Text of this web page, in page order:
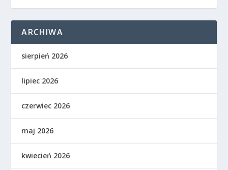
ARCHIWA
sierpień 2026
lipiec 2026
czerwiec 2026
maj 2026
kwiecień 2026